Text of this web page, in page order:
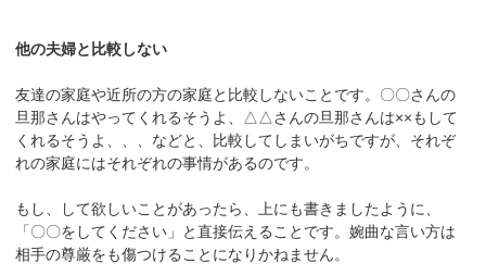
他の夫婦と比較しない
友達の家庭や近所の方の家庭と比較しないことです。〇〇さんの
旦那さんはやってくれるそうよ、△△さんの旦那さんは××もして
くれるそうよ、、、などと、比較してしまいがちですが、それぞ
れの家庭にはそれぞれの事情があるのです。
もし、して欲しいことがあったら、上にも書きましたように、
「〇〇をしてください」と直接伝えることです。婉曲な言い方は
相手の尊厳をも傷つけることになりかねません。